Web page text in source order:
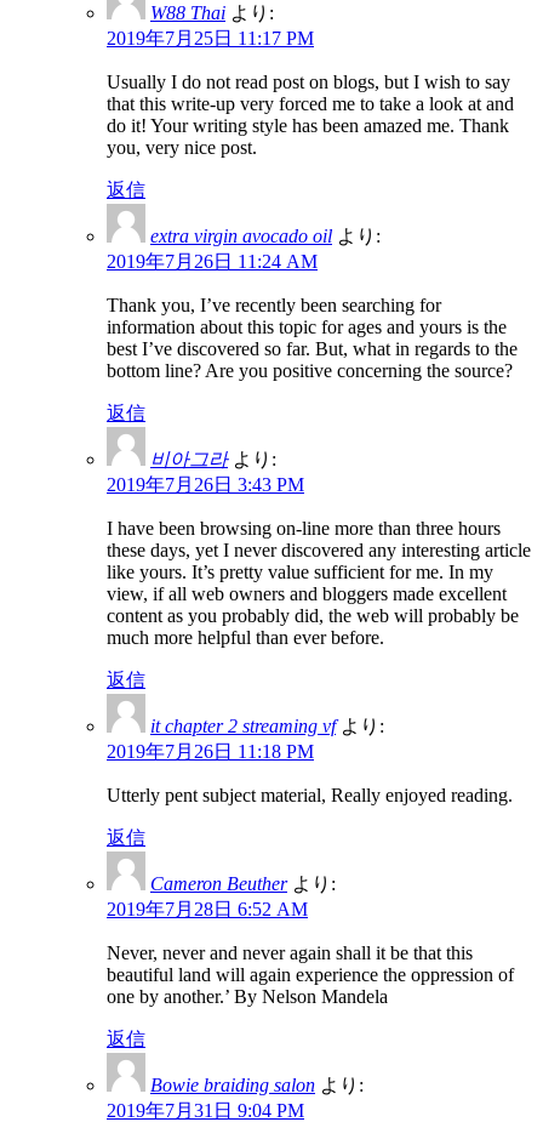
W88 Thai より:
2019年7月25日 11:17 PM
Usually I do not read post on blogs, but I wish to say
that this write-up very forced me to take a look at and
do it! Your writing style has been amazed me. Thank
you, very nice post.
返信
extra virgin avocado oil より:
2019年7月26日 11:24 AM
Thank you, I’ve recently been searching for
information about this topic for ages and yours is the
best I’ve discovered so far. But, what in regards to the
bottom line? Are you positive concerning the source?
返信
비아그라 より:
2019年7月26日 3:43 PM
I have been browsing on-line more than three hours
these days, yet I never discovered any interesting article
like yours. It’s pretty value sufficient for me. In my
view, if all web owners and bloggers made excellent
content as you probably did, the web will probably be
much more helpful than ever before.
返信
it chapter 2 streaming vf より:
2019年7月26日 11:18 PM
Utterly pent subject material, Really enjoyed reading.
返信
Cameron Beuther より:
2019年7月28日 6:52 AM
Never, never and never again shall it be that this
beautiful land will again experience the oppression of
one by another.’ By Nelson Mandela
返信
Bowie braiding salon より:
2019年7月31日 9:04 PM